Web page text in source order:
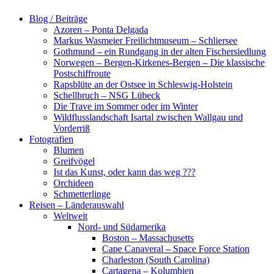
Blog / Beiträge
Azoren – Ponta Delgada
Markus Wasmeier Freilichtmuseum – Schliersee
Gothmund – ein Rundgang in der alten Fischersiedlung
Norwegen – Bergen-Kirkenes-Bergen – Die klassische
Postschiffroute
Rapsblüte an der Ostsee in Schleswig-Holstein
Schellbruch – NSG Lübeck
Die Trave im Sommer oder im Winter
Wildflusslandschaft Isartal zwischen Wallgau und
Vorderriß
Fotografien
Blumen
Greifvögel
Ist das Kunst, oder kann das weg ???
Orchideen
Schmetterlinge
Reisen – Länderauswahl
Weltweit
Nord- und Südamerika
Boston – Massachusetts
Cape Canaveral – Space Force Station
Charleston (South Carolina)
Cartagena – Kolumbien